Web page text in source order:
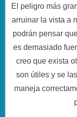
El peligro más
arruinar la vista a
podrán pensar
es demasiado
creo que exista
son útiles y se
maneja